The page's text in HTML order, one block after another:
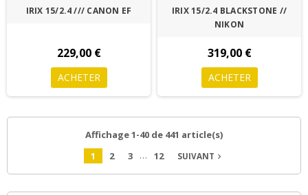
IRIX 15/2.4 /// CANON EF
229,00 €
ACHETER
IRIX 15/2.4 BLACKSTONE //
NIKON
319,00 €
ACHETER
Affichage 1-40 de 441 article(s)
1
2 3 … 12 SUIVANT navigate_next